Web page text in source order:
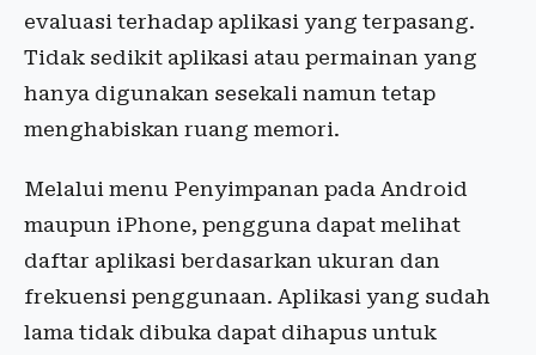
evaluasi terhadap aplikasi yang terpasang.
Tidak sedikit aplikasi atau permainan yang
hanya digunakan sesekali namun tetap
menghabiskan ruang memori.
Melalui menu Penyimpanan pada Android
maupun iPhone, pengguna dapat melihat
daftar aplikasi berdasarkan ukuran dan
frekuensi penggunaan. Aplikasi yang sudah
lama tidak dibuka dapat dihapus untuk